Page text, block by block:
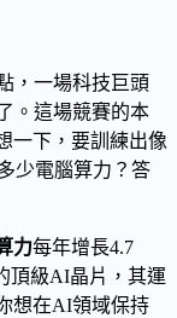
，一場科技巨頭
。這場競賽的本
一下，要訓練出像
少電腦算力？答
力每年增長4.7
頂級AI晶片，其運
想在AI領域保持